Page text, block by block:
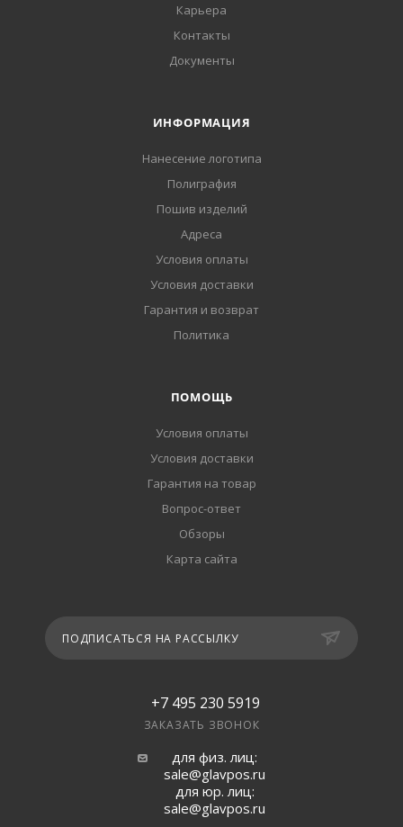
Карьера
Контакты
Документы
ИНФОРМАЦИЯ
Нанесение логотипа
Полиграфия
Пошив изделий
Адреса
Условия оплаты
Условия доставки
Гарантия и возврат
Политика
ПОМОЩЬ
Условия оплаты
Условия доставки
Гарантия на товар
Вопрос-ответ
Обзоры
Карта сайта
ПОДПИСАТЬСЯ НА РАССЫЛКУ
+7 495 230 5919
ЗАКАЗАТЬ ЗВОНОК
для физ. лиц:
sale@glavpos.ru
для юр. лиц:
sale@glavpos.ru